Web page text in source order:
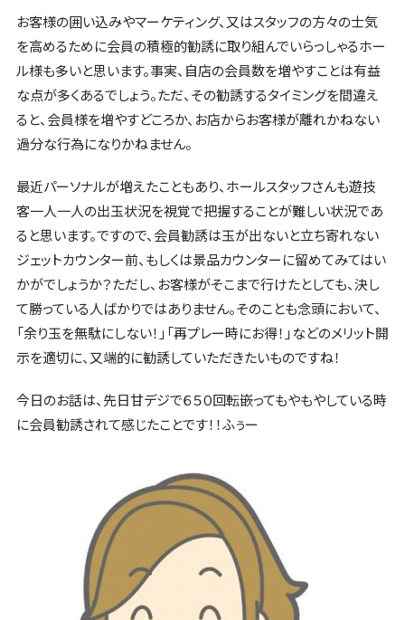
お客様の囲い込みやマーケティング、又はスタッフの方々の士気
を高めるために会員の積極的勧誘に取り組んでいらっしゃるホー
ル様も多いと思います。事実、自店の会員数を増やすことは有益
な点が多くあるでしょう。ただ、その勧誘するタイミングを間違え
ると、会員様を増やすどころか、お店からお客様が離れかねない
過分な行為になりかねません。
最近パーソナルが増えたこともあり、ホールスタッフさんも遊技
客一人一人の出玉状況を視覚で把握することが難しい状況であ
ると思います。ですので、会員勧誘は玉が出ないと立ち寄れない
ジェットカウンター前、もしくは景品カウンターに留めてみてはい
かがでしょうか？ただし、お客様がそこまで行けたとしても、決し
て勝っている人ばかりではありません。そのことも念頭において、
「余り玉を無駄にしない！」「再プレー時にお得！」などのメリット開
示を適切に、又端的に勧誘していただきたいものですね！
今日のお話は、先日甘デジで６５０回転嵌ってもやもやしている時
に会員勧誘されて感じたことです！！ふぅー